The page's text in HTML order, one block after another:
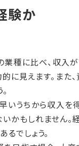
験か
種に比べ、収入
に見えます。また
いうちから収入を
かもしれません。
るでしょう。